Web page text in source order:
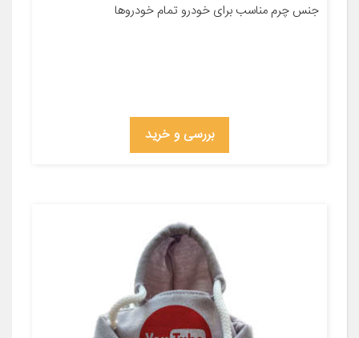
جنس چرم مناسب برای خودرو تمام خودروها
بررسی و خرید